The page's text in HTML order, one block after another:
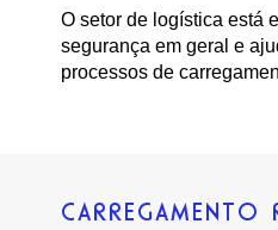
O setor de logística está
segurança em geral e
processos de
CARREGAMENTO